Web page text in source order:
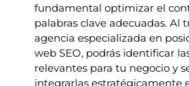
fundamental optimizar el
palabras clave adecuadas. Al
agencia especializada en
web SEO, podrás identificar
relevantes para tu negocio y
integrarlas estratégicamente